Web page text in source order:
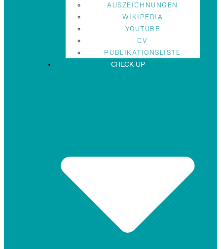
AUSZEICHNUNGEN
WIKIPEDIA
YOUTUBE
CV
PUBLIKATIONSLISTE
CHECK-UP